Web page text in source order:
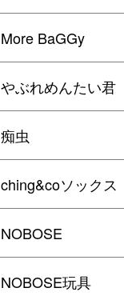
More BaGGy
やぶれめんたい君
痴虫
ching&coソックス
NOBOSE
NOBOSE玩具